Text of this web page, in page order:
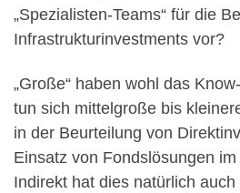
„Spezialisten-Teams“ für die
Infrastrukturinvestments vor?
„Große“ haben wohl das
tun sich mittelgroße bis
in der Beurteilung von
Einsatz von Fondslösungen
Indirekt hat dies natürlich auch